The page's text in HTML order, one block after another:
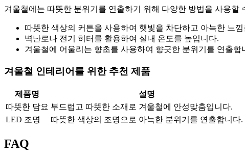
겨울철에는 따뜻한 분위기를 연출하기 위해 다양한 방법을 사용
따뜻한 색상의 커튼을 사용하여 햇빛을 차단하고 아늑한 느
벽난로나 전기 히터를 활용하여 실내 온도를 높입니다.
겨울철에 어울리는 향초를 사용하여 향긋한 분위기를 연출합
겨울철 인테리어를 위한 추천 제품
제품명 설명
따뜻한 담요 부드럽고 따뜻한 소재로 겨울철에 안성맞춤입니다.
LED 조명
따뜻한 색상의 조명으로 아늑한 분위기를 연출합니다.
FAQ